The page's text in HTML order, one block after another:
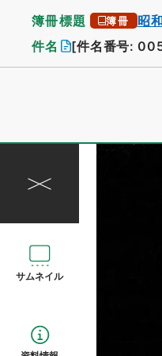
簿冊標題 簿冊 昭
件名 [件名番号:
サムネイル